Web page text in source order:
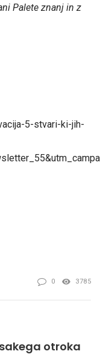
Palete znanj in z
5-stvari-ki-jih-
0 3785
otroka